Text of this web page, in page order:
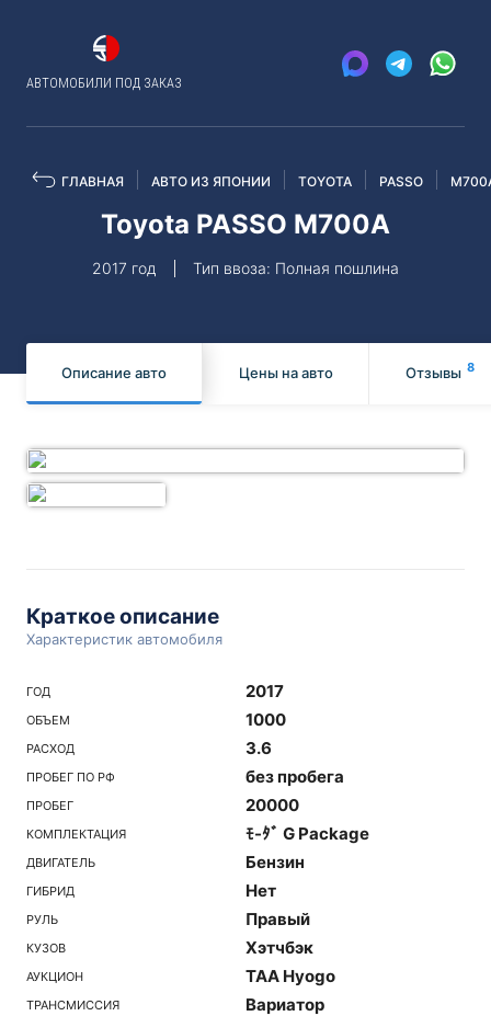
АВТОМОБИЛИ ПОД ЗАКАЗ
ГЛАВНАЯ АВТО ИЗ ЯПОНИИ TOYOTA PASSO
Toyota PASSO M700A
2017 год Тип ввоза: Полная пошлина
Описание авто Цены на авто Отзывы 8
Краткое описание
Характеристик автомобиля
ГОД 2017
ОБЪЕМ 1000
РАСХОД 3.6
ПРОБЕГ ПО РФ без пробега
ПРОБЕГ 20000
КОМПЛЕКТАЦИЯ ﾓ-ﾀﾞ G Package
ДВИГАТЕЛЬ Бензин
ГИБРИД Нет
РУЛЬ Правый
КУЗОВ Хэтчбэк
АУКЦИОН TAA Hyogo
ТРАНСМИССИЯ Вариатор